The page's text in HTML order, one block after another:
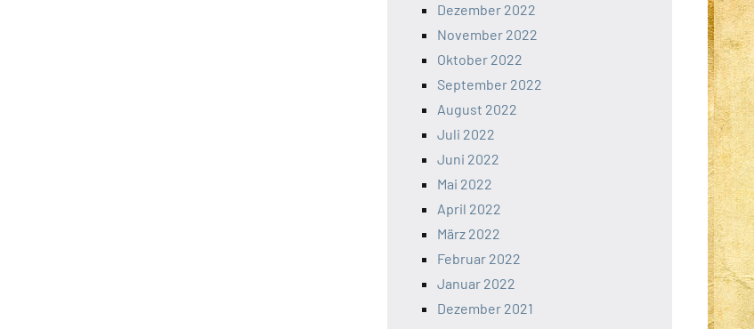
Dezember 2022
November 2022
Oktober 2022
September 2022
August 2022
Juli 2022
Juni 2022
Mai 2022
April 2022
März 2022
Februar 2022
Januar 2022
Dezember 2021